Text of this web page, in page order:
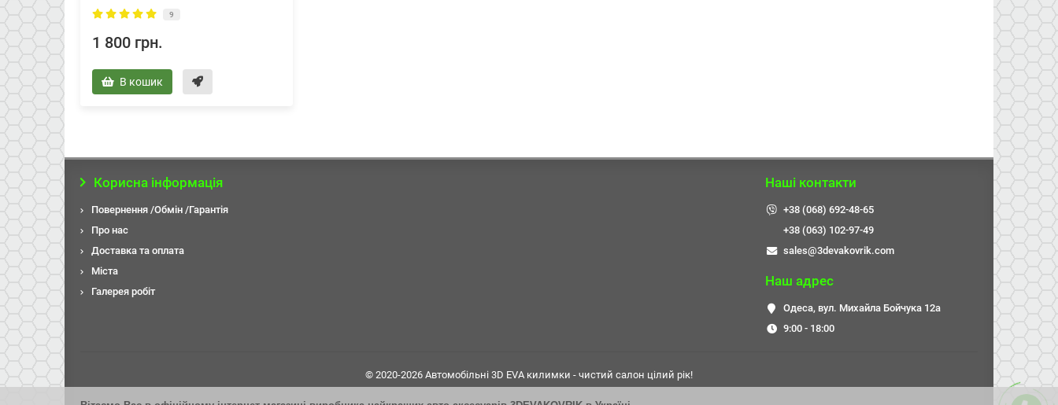
9
1 800 грн.
В кошик
Корисна інформація
Повернення /Обмін /Гарантія
Про нас
Доставка та оплата
Міста
Галерея робiт
Наші контакти
+38 (068) 692-48-65
+38 (063) 102-97-49
sales@3devakovrik.com
Наш адрес
Одеса, вул. Михайла Бойчука 12а
9:00 - 18:00
© 2020-2026 Автомобільні 3D EVA килимки - чистий салон цілий рік!